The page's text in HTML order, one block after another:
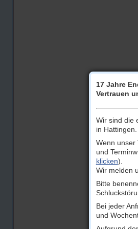
17 Jahre
Vertrauen
Wir sind die
in Hattingen.
Wenn unser
und
klicken).
Wir melden
Bitte
Bei jeder
und